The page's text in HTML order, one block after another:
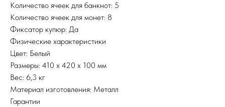
Количество ячеек для банкнот: 5
Количество ячеек для монет: 8
Фиксатор купюр: Да
Физические характеристики
Цвет: Белый
Размеры: 410 x 420 x 100 мм
Вес: 6,3 кг
Материал изготовления: Металл
Гарантии